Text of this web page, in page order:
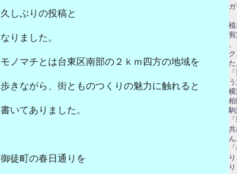
久しぶりの投稿と
なりました。
モノマチとは台東区南部の２ｋｍ四方の地域を
歩きながら、街とものつくりの魅力に触れると
書いてありました。
御徒町の春日通りを
植
剪
た
ん
り